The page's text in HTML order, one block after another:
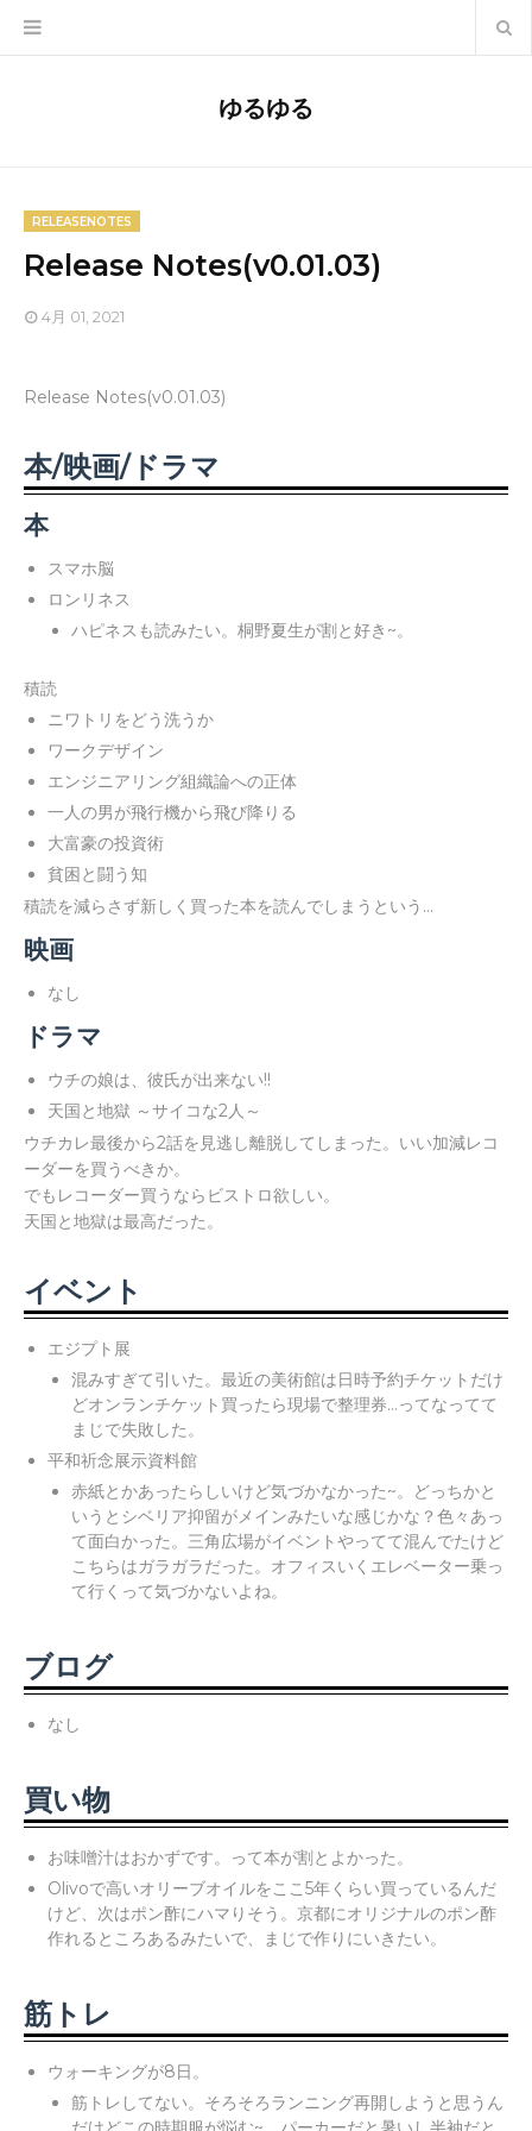
ゆるゆる
RELEASENOTES
Release Notes(v0.01.03)
4月 01, 2021
Release Notes(v0.01.03)
本/映画/ドラマ
本
スマホ脳
ロンリネス
ハピネスも読みたい。桐野夏生が割と好き~。
積読
ニワトリをどう洗うか
ワークデザイン
エンジニアリング組織論への正体
一人の男が飛行機から飛び降りる
大富豪の投資術
貧困と闘う知
積読を減らさず新しく買った本を読んでしまうという...
映画
なし
ドラマ
ウチの娘は、彼氏が出来ない!!
天国と地獄 ～サイコな2人～
ウチカレ最後から2話を見逃し離脱してしまった。いい加減レコ
ーダーを買うべきか。
でもレコーダー買うならビストロ欲しい。
天国と地獄は最高だった。
イベント
エジプト展
混みすぎて引いた。最近の美術館は日時予約チケットだけ
どオンランチケット買ったら現場で整理券...ってなってて
まじで失敗した。
平和祈念展示資料館
赤紙とかあったらしいけど気づかなかった~。どっちかと
いうとシベリア抑留がメインみたいな感じかな？色々あっ
て面白かった。三角広場がイベントやってて混んでたけど
こちらはガラガラだった。オフィスいくエレベーター乗っ
て行くって気づかないよね。
ブログ
なし
買い物
お味噌汁はおかずです。って本が割とよかった。
Olivoで高いオリーブオイルをここ5年くらい買っているんだ
けど、次はポン酢にハマりそう。京都にオリジナルのポン酢
作れるところあるみたいで、まじで作りにいきたい。
筋トレ
ウォーキングが8日。
筋トレしてない。そろそろランニング再開しようと思うん